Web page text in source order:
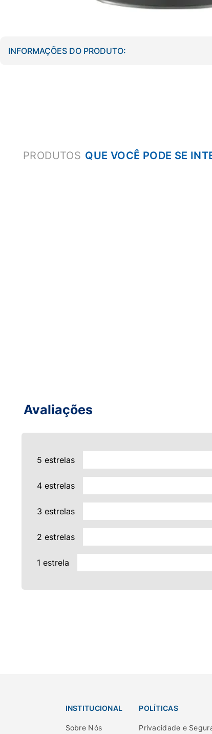
INFORMAÇÕES DO PRODUTO:
PRODUTOS
Avaliações
5 estrelas
4 estrelas
3 estrelas
2 estrelas
1 estrela
INSTITUCIONAL
Sobre Nós
POLÍTICAS
Privacidade e